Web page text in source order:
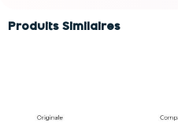
Produits Similaires